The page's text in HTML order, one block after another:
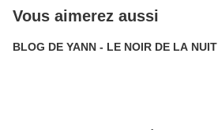
Vous aimerez aussi
BLOG DE YANN - LE NOIR DE LA NUIT